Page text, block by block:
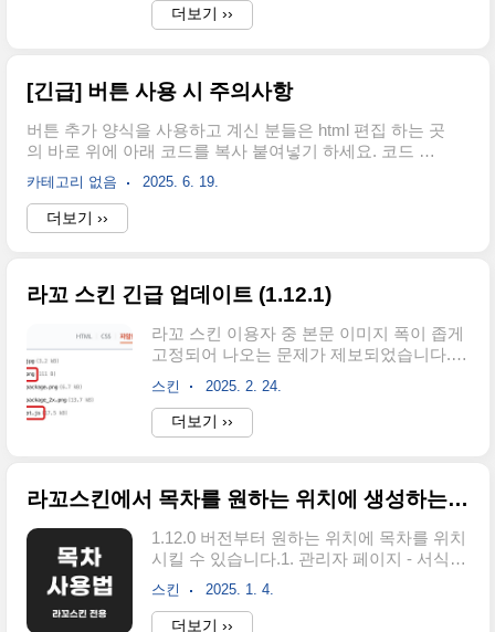
고 싶은데 직접 호스팅을 받아 워드프레스
다.최근 제 스킨을 수정하여 마치 본인이 제
작한 것처럼 되팔기 및 끼워팔기하는 양심
판매되고 있으니, 사칭에 주의바랍니다. 추
처음으로 티스토리 블로그 스킨을 출시하게
되었습니다. 이 스킨을 출시하기 위해 구글
SEO 공식 문서를 참 많이 읽었네요.첫 스킨
더보기 ››
[긴급] 버튼 사용 시 주의사항
버튼 추가 양식을 사용하고 계신 분들은 html 편집 하는 곳
의 바로 위에 아래 코드를 복사 붙여넣기 하세요. 코드 전
체를 복붙하셔야합니다.
카테고리 없음 2025. 6. 19.
더보기 ››
라꼬 스킨 긴급 업데이트 (1.12.1)
라꼬 스킨 이용자 중 본문 이미지 폭이 좁게
고정되어 나오는 문제가 제보되었습니다.
티스토리측에서 본문 이미지에 잠수함 패치
를 진행한 것으로 판단이 됩니다.패치 시점
은 알 수 없지만, 현재 티스토리 자체에서 이
미지 지연 로드 (lazy-loading)을 지원하는 것
최신 버전으로 교체하기 라꼬즈구글 SEO
pf.kakao.com위 채널에 스킨 구매 내역과
함께 문의주시면 최신 파일을 보내드립니
다.스스로 업데이트하기1. 스킨편집 - 파일
업로드위 경로에서 1kb.png 파일 및 script.js
파일 삭제2. 아래 링크를 통해 파일 다운로
스킨 2025. 2. 24.
더보기 ››
라꼬스킨에서 목차를 원하는 위치에 생성하는 방법
1.12.0 버전부터 원하는 위치에 목차를 위치
시킬 수 있습니다.1. 관리자 페이지 - 서식
관리 - 서식쓰기2. HTML 편집기로 이동하여
아래 이미지와 동일하게 작성 후 저장아래
코드를 복사하여 붙여넣으시면 정확하고 빠
스킨 2025. 1. 4.
더보기 ››